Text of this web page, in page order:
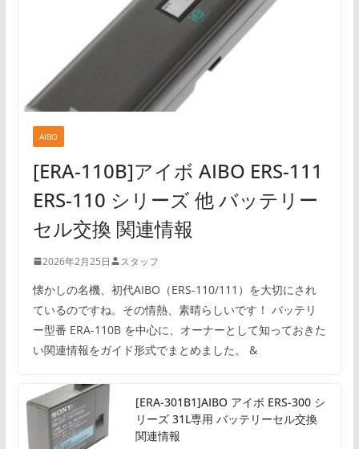
AIBO
[ERA-110B]アイボ AIBO ERS-111
ERS-110 シリーズ 他 バッテリー
セル交換 関連情報
2026年2月25日 スタッフ
懐かしの名機、初代AIBO（ERS-110/111）を大切にされ
ているのですね。その情熱、素晴らしいです！ バッテリ
ー型番 ERA-110B を中心に、オーナーとして知っておきた
い関連情報をガイド形式でまとめました。 &
[ERA-301B1]AIBO アイボ ERS-300 シ
リーズ 31L専用 バッテリーセル交換
関連情報